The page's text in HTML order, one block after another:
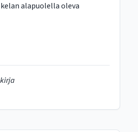
alapuolella oleva